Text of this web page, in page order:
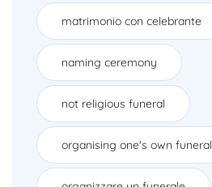
matrimonio con celebrante
naming ceremony
not religious funeral
organising one's own funeral